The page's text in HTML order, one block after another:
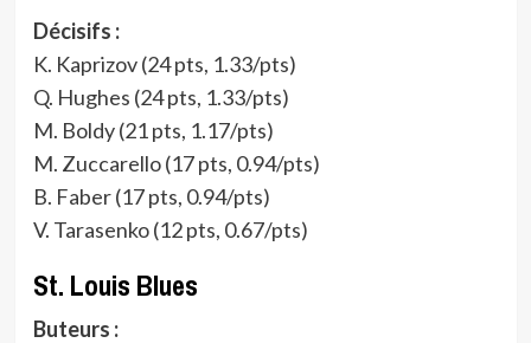
Décisifs :
K. Kaprizov (24 pts, 1.33/pts)
Q. Hughes (24 pts, 1.33/pts)
M. Boldy (21 pts, 1.17/pts)
M. Zuccarello (17 pts, 0.94/pts)
B. Faber (17 pts, 0.94/pts)
V. Tarasenko (12 pts, 0.67/pts)
St. Louis Blues
Buteurs :